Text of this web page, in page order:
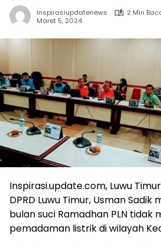
Inspirasiupdatenews
2 Min
Maret 5, 2024
Inspirasi.update.com, Luwu
DPRD Luwu Timur, Usman
bulan suci Ramadhan PLN tidak
pemadaman listrik di wilayah